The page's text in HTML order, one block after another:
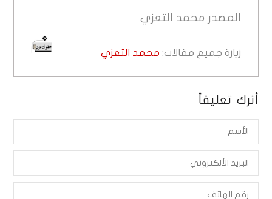
المصدر محمد التعزي
زيارة جميع مقالات: محمد التعزي
أترك تعليقاً